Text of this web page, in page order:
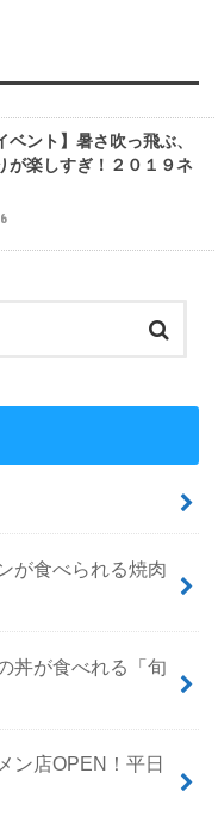
ベント】暑さ吹っ飛ぶ、
が楽しすぎ！２０１９ネ
が食べられる焼肉
丼が食べれる「旬
ン店OPEN！平日